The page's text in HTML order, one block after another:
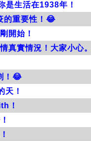
生活在1938年！
的重要性！😂
開始！
真實情況！大家小心。
！😂
天！
！